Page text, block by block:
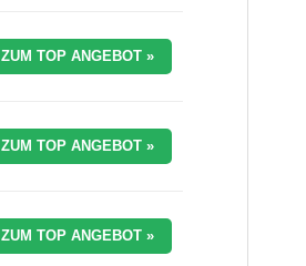
ZUM TOP ANGEBOT »
ZUM TOP ANGEBOT »
ZUM TOP ANGEBOT »